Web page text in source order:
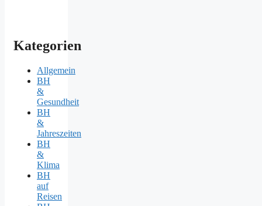
Kategorien
Allgemein
BH
&
Gesundheit
BH
&
Jahreszeiten
BH
&
Klima
BH
auf
Reisen